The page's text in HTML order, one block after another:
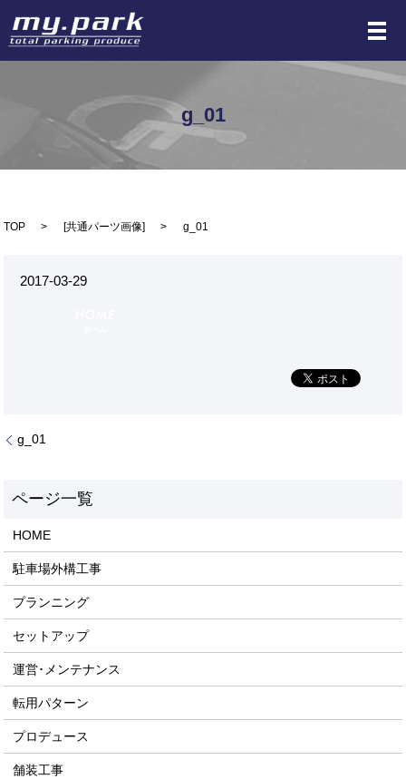
メ
g_01
TOP [共通パーツ画像] g_01
2017-03-29
g_01
HOME
駐車場外構工事
プランニング
セットアップ
運営･メンテナンス
転用パターン
プロデュース
舗装工事